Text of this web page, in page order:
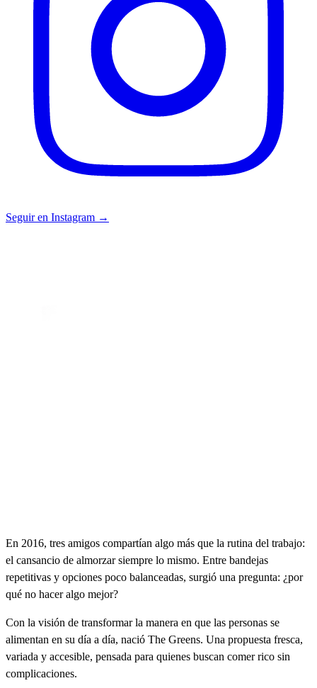
Seguir en Instagram →
En 2016, tres amigos compartían algo más que la rutina del trabajo:
el cansancio de almorzar siempre lo mismo. Entre bandejas
repetitivas y opciones poco balanceadas, surgió una pregunta: ¿por
qué no hacer algo mejor?
Con la visión de transformar la manera en que las personas se
alimentan en su día a día, nació The Greens. Una propuesta fresca,
variada y accesible, pensada para quienes buscan comer rico sin
complicaciones.